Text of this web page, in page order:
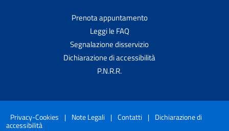
Prenota appuntamento
Leggi le FAQ
Segnalazione disservizio
Dichiarazione di accessibilità
P.N.R.R.
Privacy-Cookies | Note Legali | Contatti | Dichiarazione di
accessibilità